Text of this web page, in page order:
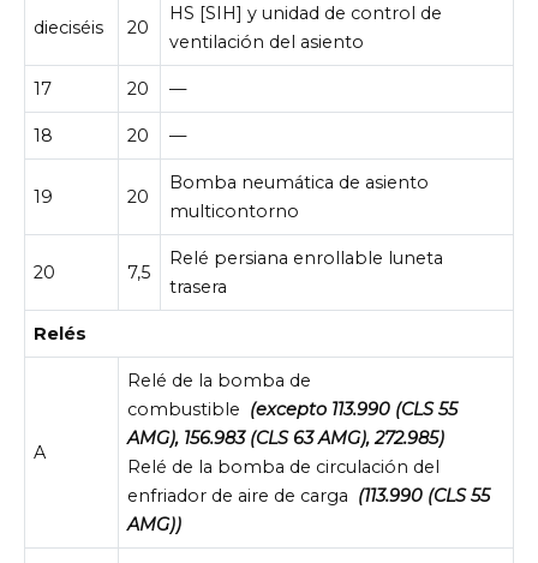
dieciséis 20
HS [SIH] y unidad de control de
ventilación del asiento
17 20 —
18 20 —
19 20
Bomba neumática de asiento
multicontorno
20 7,5
Relé persiana enrollable luneta
trasera
Relés
A
Relé de la bomba de
combustible (excepto 113.990 (CLS 55
AMG), 156.983 (CLS 63 AMG), 272.985)
Relé de la bomba de circulación del
enfriador de aire de carga (113.990 (CLS 55
AMG))